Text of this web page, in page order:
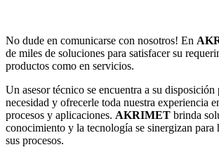
No dude en comunicarse con nosotros! En
de miles de soluciones para satisfacer su
productos como en servicios.
Un asesor técnico se encuentra a su disposición
necesidad y ofrecerle toda nuestra experiencia
procesos y aplicaciones. AKRIMET brinda
conocimiento y la tecnología se sinergizan para
sus procesos.